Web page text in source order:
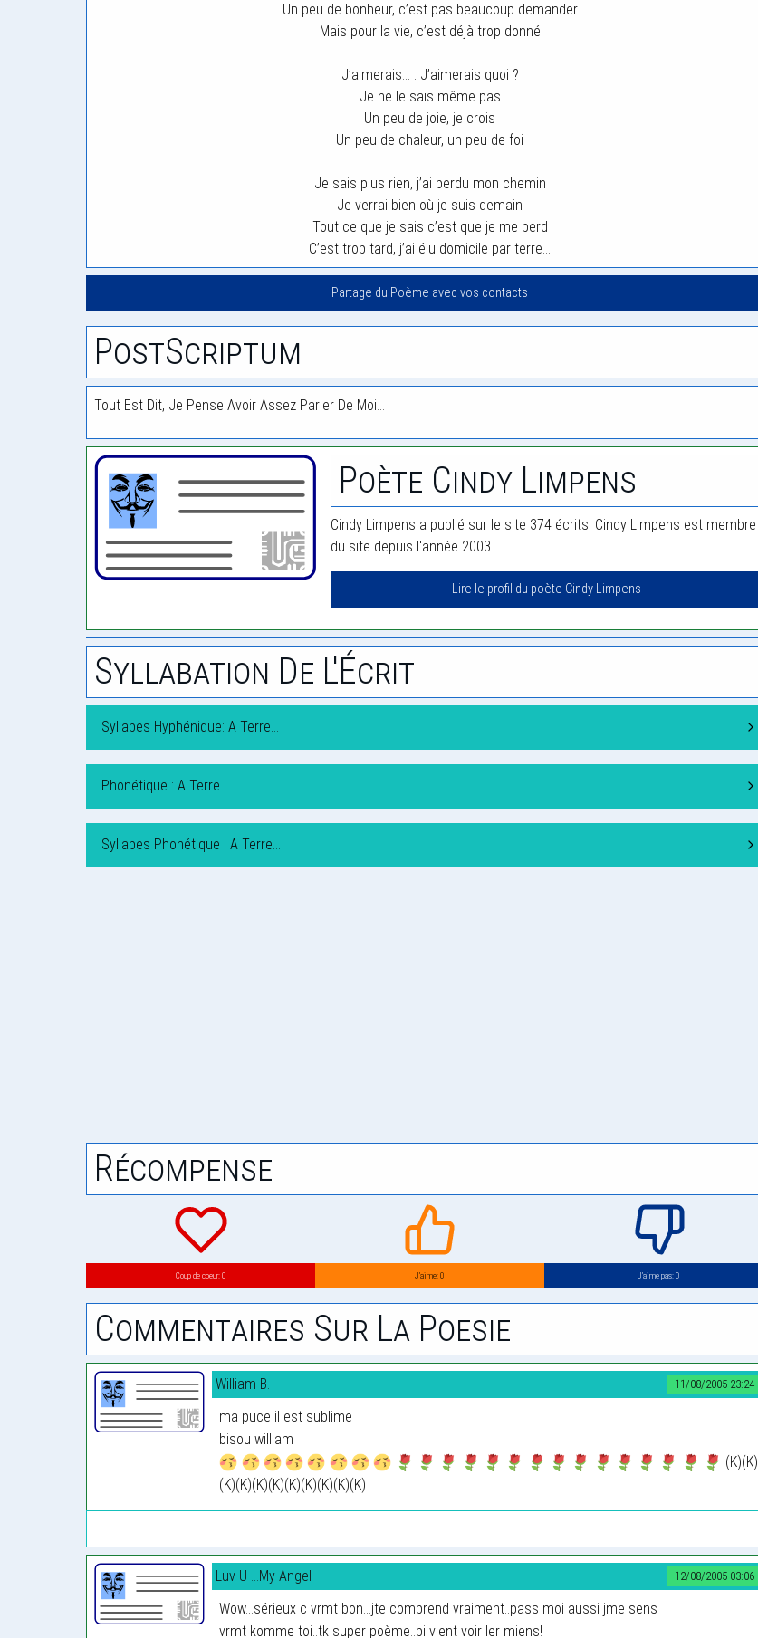
Un peu de bonheur, c’est pas beaucoup demander
Mais pour la vie, c’est déjà trop donné
J’aimerais… . J’aimerais quoi ?
Je ne le sais même pas
Un peu de joie, je crois
Un peu de chaleur, un peu de foi
Je sais plus rien, j’ai perdu mon chemin
Je verrai bien où je suis demain
Tout ce que je sais c’est que je me perd
C’est trop tard, j’ai élu domicile par terre…
Partage du Poème avec vos contacts
PostScriptum
Tout Est Dit, Je Pense Avoir Assez Parler De Moi…
Poète Cindy Limpens
Cindy Limpens a publié sur le site 374 écrits. Cindy Limpens est membre
du site depuis l'année 2003.
Lire le profil du poète Cindy Limpens
Syllabation De L'Écrit
Syllabes Hyphénique: A Terre…
Phonétique : A Terre…
Syllabes Phonétique : A Terre…
Récompense
Coup de coeur: 0 J’aime: 0 J’aime pas: 0
Commentaires Sur La Poesie
11/08/2005 23:24
William B.
ma puce il est sublime
bisou william
(K)(K)
(K)(K)(K)(K)(K)(K)(K)(K)(K)
12/08/2005 03:06
Luv U ...My Angel
Wow...sérieux c vrmt bon...jte comprend vraiment..pass moi aussi jme sens
vrmt komme toi..tk super poème..pi vient voir ler miens!